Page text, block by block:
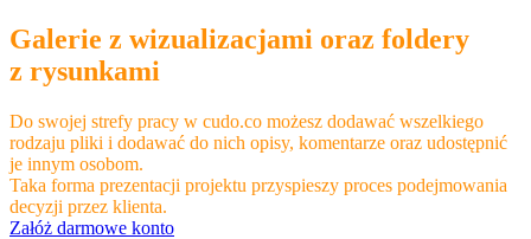
Galerie z wizualizacjami oraz foldery
z rysunkami
Do swojej strefy pracy w cudo.co możesz dodawać wszelkiego
rodzaju pliki i dodawać do nich opisy, komentarze oraz udostępnić
je innym osobom.
Taka forma prezentacji projektu przyspieszy proces podejmowania
decyzji przez klienta.
Załóż darmowe konto